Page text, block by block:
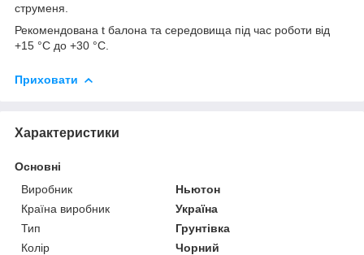
струменя.
Рекомендована t балона та середовища під час роботи від
+15 °C до +30 °C.
Приховати
Характеристики
Основні
Виробник
Ньютон
Країна виробник
Україна
Тип
Грунтівка
Колір
Чорний